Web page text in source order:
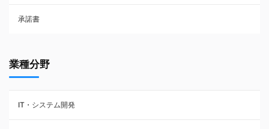
賃貸借契約
承諾書
業種分野
IT・システム開発